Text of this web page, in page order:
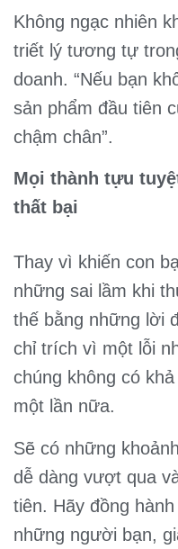
Không ngạc nhiên
triết lý tương tự
doanh. “Nếu bạn
sản phẩm đầu tiên
chậm chân”.
Mọi thành tựu
thất bại
Thay vì khiến con
những sai lầm khi
thế bằng những lời
chỉ trích vì một lỗi
chúng không có
một lần nữa.
Sẽ có những
dễ dàng vượt qua
tiên. Hãy đồng
những người bạn,